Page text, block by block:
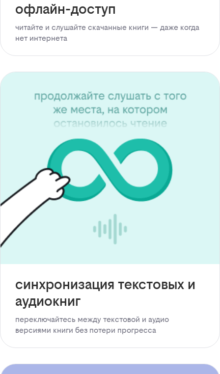
офлайн-доступ
читайте и слушайте скачанные книги — даже когда
нет интернета
синхронизация текстовых и
аудиокниг
переключайтесь между текстовой и аудио
версиями книги без потери прогресса